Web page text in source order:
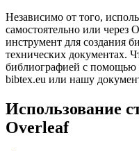
Независимо от того,
самостоятельно или через
инструмент для создания
технических документах.
библиографией с помощью
bibtex.eu или нашу
Использование
Overleaf